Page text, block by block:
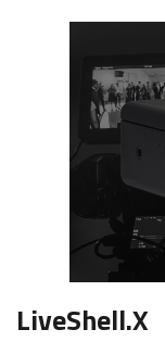
LiveShell.X